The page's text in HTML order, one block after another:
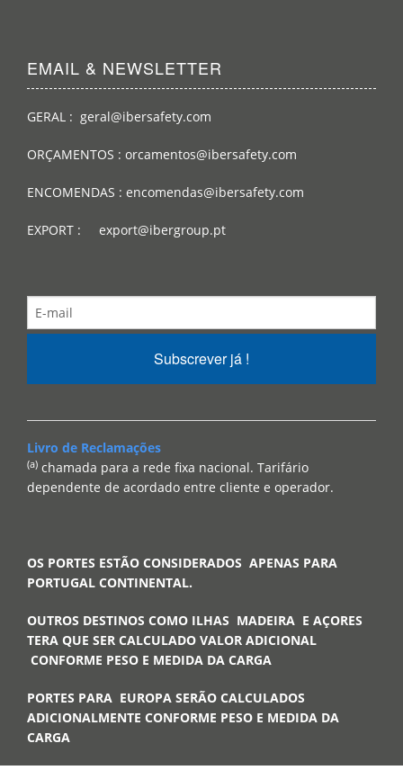
EMAIL & NEWSLETTER
GERAL : geral@ibersafety.com
ORÇAMENTOS : orcamentos@ibersafety.com
ENCOMENDAS : encomendas@ibersafety.com
EXPORT : export@ibergroup.pt
Subscrever já !
Livro de Reclamações
(a) chamada para a rede fixa nacional. Tarifário
dependente de acordado entre cliente e operador.
OS PORTES ESTÃO CONSIDERADOS APENAS PARA
PORTUGAL CONTINENTAL.
OUTROS DESTINOS COMO ILHAS MADEIRA E AÇORES
TERA QUE SER CALCULADO VALOR ADICIONAL
CONFORME PESO E MEDIDA DA CARGA
PORTES PARA EUROPA SERÃO CALCULADOS
ADICIONALMENTE CONFORME PESO E MEDIDA DA
CARGA